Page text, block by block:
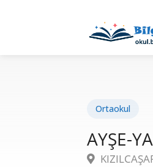
Ortaokul
AYŞE-